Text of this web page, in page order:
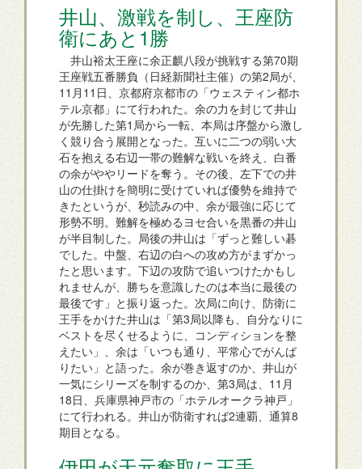
井山、激戦を制し、王座防
衛にあと1勝
井山裕太王座に余正麒八段が挑戦する第70期
王座戦五番勝負（日経新聞社主催）の第2局が、
11月11日、京都府京都市の「ウェスティン都ホ
テル京都」にて行われた。余の力を封じて井山
が先勝した第1局から一転、本局は序盤から激し
く競り合う展開となった。互いに二つの弱い大
石を抱える右辺一帯の難解な戦いを終え、白番
の余がややリードを奪う。その後、左下での井
山の仕掛けを簡明に受けていれば優勢を維持で
きたというが、秒読みの中、余が最強に応じて
形勢不明。難解を極めるヨセ合いを黒番の井山
が半目制した。局後の井山は「ずっと難しい碁
でした。中盤、右辺の白への攻め方がまずかっ
たと思います。下辺の攻防で追いつけたかもし
れませんが、勝ちを意識したのは本当に最後の
最後です」と振り返った。次局に向け、防衛に
王手をかけた井山は「第3局以降も、自分なりに
ベストを尽くせるように、コンディションを整
えたい」、余は「いつも通り、平常心でがんば
りたい」と語った。余が巻き返すのか、井山が
一気にシリーズを制するのか、第3局は、11月
18日、兵庫県神戸市の「ホテルオークラ神戸」
にて行われる。井山が防衛すれば2連覇、通算8
期目となる。